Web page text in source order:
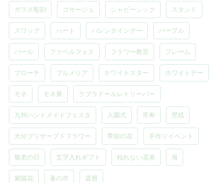
ガラス彫刻 コサージュ シャビーシック スタンド
スワッグ ハート バレンタインデー パープル
パール ファベルフェス フラワー教室 フレーム
ブローチ プルメリア ホワイトスター ホワイトデー
モネ モネ展 ラブラドールレトリーバー
九州ハンドメイドフェスタ 入園式 卒寿 壁紙
大分プリザーブドフラワー 季節の花 手作りイベント
敬老の日 文字入れギフト 枯れない花束 海
紫陽花 蚤の市 還暦